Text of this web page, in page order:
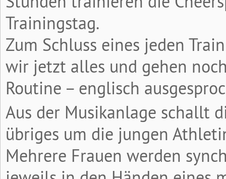
Trainingstag.
Zum Schluss eines jeden
wir jetzt alles und gehen
Routine – englisch
Aus der Musikanlage schallt
übriges um die jungen
Mehrere Frauen werden